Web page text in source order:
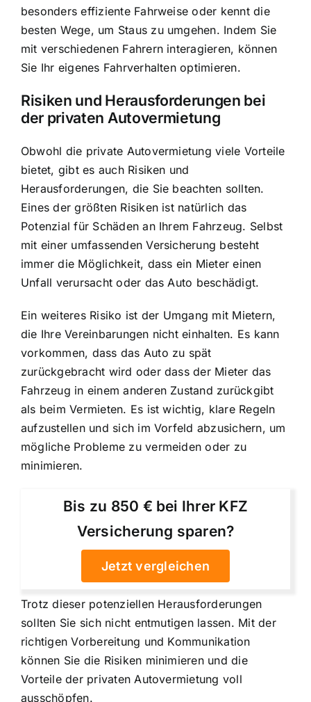
besonders effiziente Fahrweise oder kennt die
besten Wege, um Staus zu umgehen. Indem Sie
mit verschiedenen Fahrern interagieren, können
Sie Ihr eigenes Fahrverhalten optimieren.
Risiken und Herausforderungen bei
der privaten Autovermietung
Obwohl die private Autovermietung viele Vorteile
bietet, gibt es auch Risiken und
Herausforderungen, die Sie beachten sollten.
Eines der größten Risiken ist natürlich das
Potenzial für Schäden an Ihrem Fahrzeug. Selbst
mit einer umfassenden Versicherung besteht
immer die Möglichkeit, dass ein Mieter einen
Unfall verursacht oder das Auto beschädigt.
Ein weiteres Risiko ist der Umgang mit Mietern,
die Ihre Vereinbarungen nicht einhalten. Es kann
vorkommen, dass das Auto zu spät
zurückgebracht wird oder dass der Mieter das
Fahrzeug in einem anderen Zustand zurückgibt
als beim Vermieten. Es ist wichtig, klare Regeln
aufzustellen und sich im Vorfeld abzusichern, um
mögliche Probleme zu vermeiden oder zu
minimieren.
Bis zu 850 € bei Ihrer KFZ
Versicherung sparen?
Jetzt vergleichen
Trotz dieser potenziellen Herausforderungen
sollten Sie sich nicht entmutigen lassen. Mit der
richtigen Vorbereitung und Kommunikation
können Sie die Risiken minimieren und die
Vorteile der privaten Autovermietung voll
ausschöpfen.